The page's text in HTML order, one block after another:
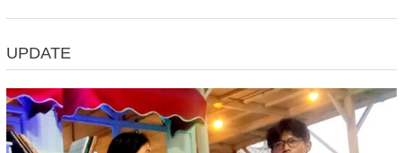
UPDATE